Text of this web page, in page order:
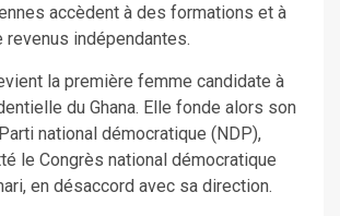
accèdent à des formations et à
indépendantes.
la première femme candidate à
du Ghana. Elle fonde alors son
national démocratique (NDP),
le Congrès national démocratique
en désaccord avec sa direction.